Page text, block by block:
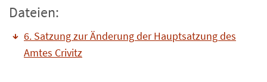
Dateien:
6. Satzung zur Änderung der Hauptsatzung des
Amtes Crivitz